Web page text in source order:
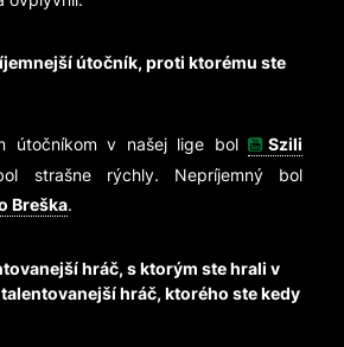
útočník, proti ktorému ste
útočníkom v našej lige bol
Szili
strašne rýchly. Nepríjemný bol
Breška.
hráč, s ktorým ste hrali v
hráč, ktorého ste kedy